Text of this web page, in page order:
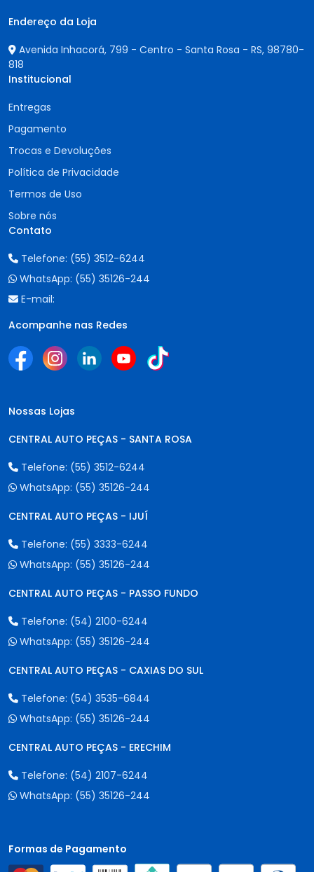
Endereço da Loja
Avenida Inhacorá, 799 - Centro - Santa Rosa - RS, 98780-
818
Institucional
Entregas
Pagamento
Trocas e Devoluções
Política de Privacidade
Termos de Uso
Sobre nós
Contato
Telefone: (55) 3512-6244
WhatsApp: (55) 35126-244
E-mail:
Acompanhe nas Redes
Nossas Lojas
CENTRAL AUTO PEÇAS - SANTA ROSA
Telefone: (55) 3512-6244
WhatsApp: (55) 35126-244
CENTRAL AUTO PEÇAS - IJUÍ
Telefone: (55) 3333-6244
WhatsApp: (55) 35126-244
CENTRAL AUTO PEÇAS - PASSO FUNDO
Telefone: (54) 2100-6244
WhatsApp: (55) 35126-244
CENTRAL AUTO PEÇAS - CAXIAS DO SUL
Telefone: (54) 3535-6844
WhatsApp: (55) 35126-244
CENTRAL AUTO PEÇAS - ERECHIM
Telefone: (54) 2107-6244
WhatsApp: (55) 35126-244
Formas de Pagamento